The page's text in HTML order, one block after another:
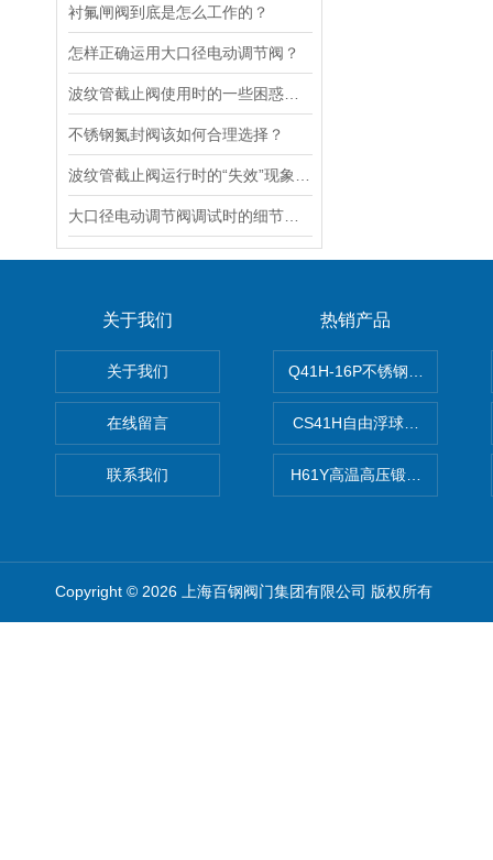
衬氟闸阀到底是怎么工作的？
怎样正确运用大口径电动调节阀？
不锈钢氮封阀该如何合理选择？
关于我们
关于我们
在线留言
联系我们
热销产品
Q41H-16P不锈钢硬密封球阀
CS41H自由浮球式蒸汽疏水
H61Y高温高压锻钢止回阀
Copyright © 2026 上海百钢阀门集团有限公司 版权所有